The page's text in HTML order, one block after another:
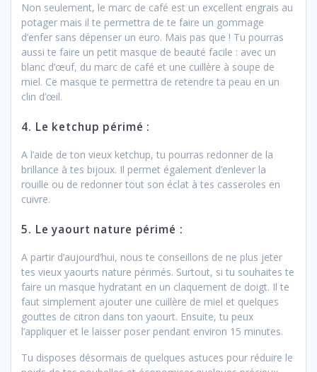
Non seulement, le marc de café est un excellent engrais au
potager mais il te permettra de te faire un gommage
d’enfer sans dépenser un euro. Mais pas que ! Tu pourras
aussi te faire un petit masque de beauté facile : avec un
blanc d’œuf, du marc de café et une cuillère à soupe de
miel. Ce masque te permettra de retendre ta peau en un
clin d’œil.
4. Le ketchup périmé :
A l’aide de ton vieux ketchup, tu pourras redonner de la
brillance à tes bijoux. Il permet également d’enlever la
rouille ou de redonner tout son éclat à tes casseroles en
cuivre.
5. Le yaourt nature périmé :
A partir d’aujourd’hui, nous te conseillons de ne plus jeter
tes vieux yaourts nature périmés. Surtout, si tu souhaites te
faire un masque hydratant en un claquement de doigt. Il te
faut simplement ajouter une cuillère de miel et quelques
gouttes de citron dans ton yaourt. Ensuite, tu peux
l’appliquer et le laisser poser pendant environ 15 minutes.
Tu disposes désormais de quelques astuces pour réduire le